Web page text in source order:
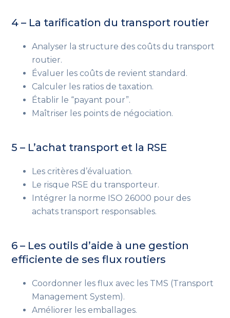
4 – La tarification du transport routier
Analyser la structure des coûts du transport
routier.
Évaluer les coûts de revient standard.
Calculer les ratios de taxation.
Établir le “payant pour”.
Maîtriser les points de négociation.
5 – L’achat transport et la RSE
Les critères d’évaluation.
Le risque RSE du transporteur.
Intégrer la norme ISO 26000 pour des
achats transport responsables.
6 – Les outils d’aide à une gestion
efficiente de ses flux routiers
Coordonner les flux avec les TMS (Transport
Management System).
Améliorer les emballages.